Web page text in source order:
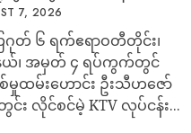
7, 2026
ဂုတ် ၆ ရက်​ဧရာဝတီတိုင်း၊
နယ်၊ အမှတ် ၄ ရပ်ကွက်တွင်
မှုထမ်းဟောင်း ဦးသီဟဇော်
လိုင်စင်မဲ့ KTV လုပ်ငန်း...